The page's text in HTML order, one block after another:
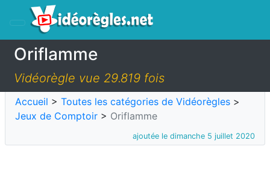
Oriflamme
Vidéorègle vue 29.819 fois
Accueil > Toutes les catégories de Vidéorègles >
Jeux de Comptoir > Oriflamme
ajoutée le dimanche 5 juillet 2020